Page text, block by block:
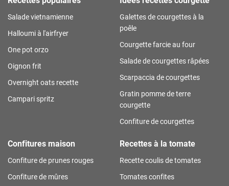
Salade vietnamienne
Halloumi à l'airfryer
One pot orzo
Oignon frit
Overnight oats recette
Campari spritz
Galettes de courgettes à la
poêle
Courgette farcie au four
Salade de courgettes râpées
Scarpaccia de courgettes
Gratin pomme de terre
courgette
Confiture de courgettes
Confitures maison
Confiture de prunes rouges
Confiture de mûres
Recettes à la tomate
Recette coulis de tomates
Tomates confites